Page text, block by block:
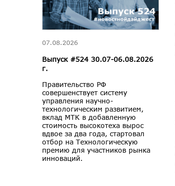
07.08.2026
Выпуск #524 30.07-06.08.2026
г.
Правительство РФ
совершенствует систему
управления научно-
технологическим развитием,
вклад МТК в добавленную
стоимость высокотеха вырос
вдвое за два года, стартовал
отбор на Технологическую
премию для участников рынка
инноваций.